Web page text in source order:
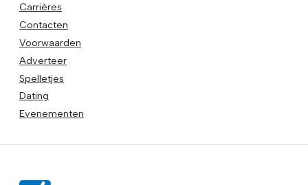
Carrières
Contacten
Voorwaarden
Adverteer
Spelletjes
Dating
Evenementen